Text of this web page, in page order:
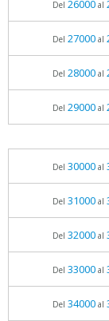
Del 26000al
Del 27000al
Del 28000al
Del 29000al
Del 30000al
Del 31000al
Del 32000al
Del 33000al
Del 34000al